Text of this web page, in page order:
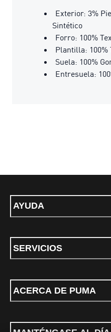
Exterior: 3%
Sintético
Forro: 100%
Plantilla: 100%
Suela: 100%
Entresuela:
AYUDA
SERVICIOS
ACERCA DE PUMA